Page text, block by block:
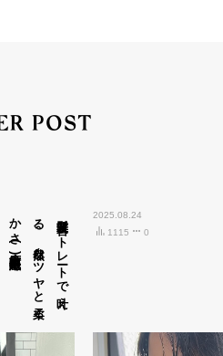
POST
髪質改善ス
ト
レ
ート
で
叶え
る
、
自然な
ツ
ヤ
と
柔ら
か
さ
(
広島市中区紙屋町)
2025.08.24
1115
0